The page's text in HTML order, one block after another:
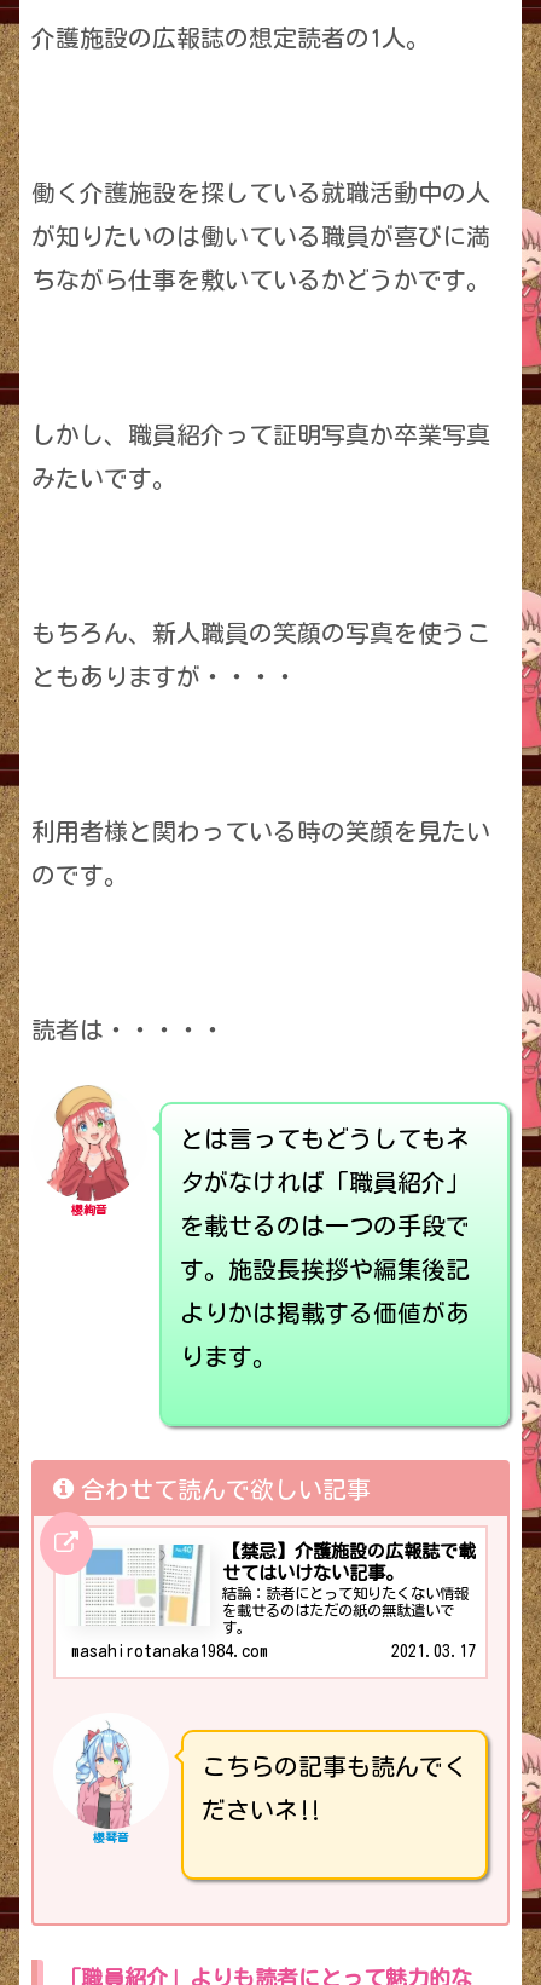
介護施設の広報誌の想定読者の1人。
働く介護施設を探している就職活動中の人
が知りたいのは働いている職員が喜びに満
ちながら仕事を敷いているかどうかです。
しかし、職員紹介って証明写真か卒業写真
みたいです。
もちろん、新人職員の笑顔の写真を使うこ
ともありますが・・・・
利用者様と関わっている時の笑顔を見たい
のです。
読者は・・・・・
櫻絢音
とは言ってもどうしてもネ
タがなければ「職員紹介」
を載せるのは一つの手段で
す。施設長挨拶や編集後記
よりかは掲載する価値があ
ります。
合わせて読んで欲しい記事
【禁忌】介護施設の広報誌で載
せてはいけない記事。
結論：読者にとって知りたくない情報
を載せるのはただの紙の無駄遣いで
す。
masahirotanaka1984.com 2021.03.17
櫻琴音
こちらの記事も読んでく
ださいネ‼️
「職員紹介」よりも読者にとって魅力的な